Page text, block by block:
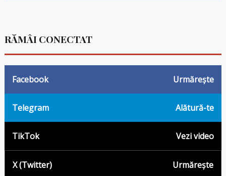
RĂMÂI CONECTAT
Facebook Urmărește
Telegram Alătură-te
TikTok Vezi video
X (Twitter) Urmărește